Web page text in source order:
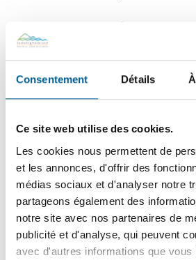
Consentement Détails
Ce site web utilise des cookies.
Les cookies nous permettent de
et les annonces, d'offrir des
médias sociaux et d'analyser notre
partageons également des
notre site avec nos partenaires de
publicité et d'analyse, qui peuvent
avec d'autres informations que vous
que vous recevrez par
la poste
vendredi.